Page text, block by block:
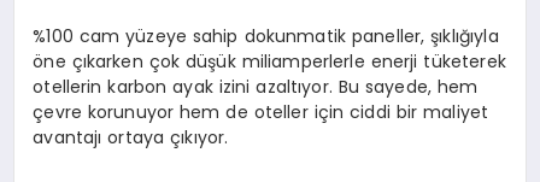
%100 cam yüzeye sahip dokunmatik paneller, şıklığıyla
öne çıkarken çok düşük miliamperlerle enerji tüketerek
otellerin karbon ayak izini azaltıyor. Bu sayede, hem
çevre korunuyor hem de oteller için ciddi bir maliyet
avantajı ortaya çıkıyor.